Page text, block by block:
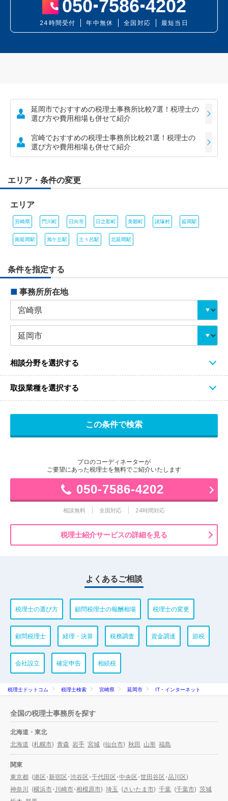
050 7586 4202
24時間受付 年中無休 全国対応 最短当日
延岡市でおすすめの税理士事務所比較7選！税理士の
選び方や費用相場も併せて紹介
宮崎でおすすめの税理士事務所比較21選！税理士の
選び方や費用相場も併せて紹介
エリア・条件の変更
エリア
宮崎県 門川町 日向市 日之影町 美郷町 諸塚村 延岡駅
南延岡駅 旭ケ丘駅 土々呂駅 北延岡駅
条件を指定する
■ 事務所所在地
相談分野を選択する
取扱業種を選択する
プロのコーディネーターが
ご要望にあった税理士を無料でご紹介いたします
050-7586-4202
相談無料 全国対応 24時間対応
税理士紹介サービスの詳細を見る
よくあるご相談
税理士の選び方 顧問税理士の報酬相場 税理士の変更
顧問税理士 経理・決算 税務調査 資金調達 節税
会社設立 確定申告 相続税
税理士ドットコム 税理士検索 宮崎県 延岡市 IT・インターネット
全国の税理士事務所を探す
北海道・東北
北海道 (札幌市) 青森 岩手 宮城 (仙台市) 秋田 山形 福島
関東
東京都 (港区・新宿区・渋谷区・千代田区・中央区・世田谷区・品川区)
神奈川
(横浜市・ 川崎市・相模原市) 埼玉 (さいたま市) 千葉 (千葉市) 茨城